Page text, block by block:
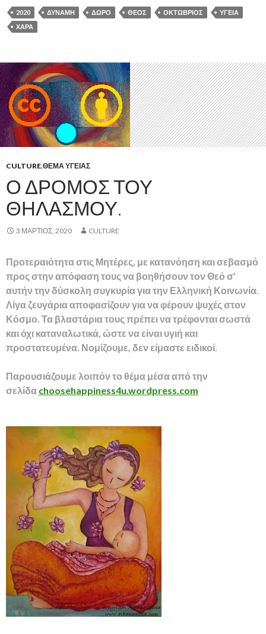
2020 ΔΎΝΑΜΗ ΔΏΡΟ ΘΕΌΣ ΟΚΤΏΒΡΙΟΣ
ΥΓΕΊΑ
ΧΑΡΆ
CULTURE,ΘΈΜΑ ΥΓΕΊΑΣ
Ο ΔΡΌΜΟΣ ΤΟΥ
ΘΗΛΑΣΜΟΎ.
3 ΜΆΡΤΙΟΣ, 2020 CULTURE
Προτεραιότητα στις Μητέρες, με κατανόηση και σεβασμό
προς στην απόφαση τους να βοηθήσουν τον Θεό σ’
αυτήν την δύσκολη συγκυρία για την Ελληνική Κοινωνία.
Λίγα ζευγάρια αποφασίζουν για να φέρουν ψυχές στον
Κόσμο. Τα βλαστάρια τους πρέπει να τρέφονται σωστά
και όχι καταναλωτικά, ώστε να είναι υγιή και
προστατευμένα. Νομίζουμε, δεν είμαστε ειδικοί.
Παρουσιάζουμε λοιπόν το θέμα μέσα από την
σελίδα choosehappiness4u.wordpress.com